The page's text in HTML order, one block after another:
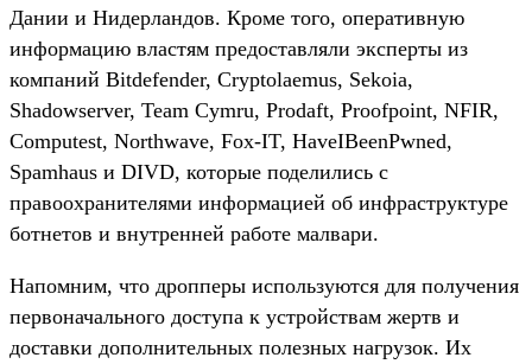
Дании и Нидерландов. Кроме того, оперативную
информацию властям предоставляли эксперты из
компаний Bitdefender, Cryptolaemus, Sekoia,
Shadowserver, Team Cymru, Prodaft, Proofpoint, NFIR,
Computest, Northwave, Fox-IT, HaveIBeenPwned,
Spamhaus и DIVD, которые поделились с
правоохранителями информацией об инфраструктуре
ботнетов и внутренней работе малвари.
Напомним, что дропперы используются для получения
первоначального доступа к устройствам жертв и
доставки дополнительных полезных нагрузок. Их